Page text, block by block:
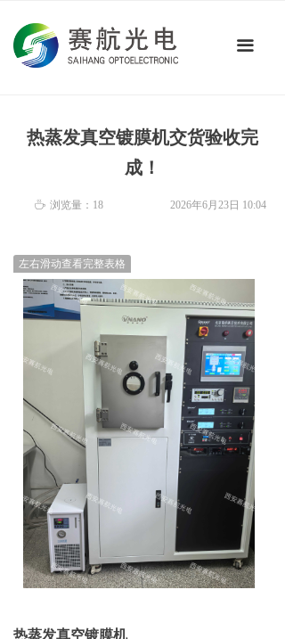
끀
首页
关于我们
技术应用
热蒸发真空镀膜机交货验收完
成！
左右滑动查看完整表格
热蒸发真空镀膜机
2026年6月23日 10:04
ꄘ 浏览量： 18